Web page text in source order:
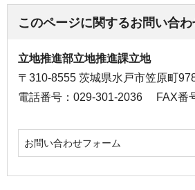
このページに関するお問い合わ
立地推進部立地推進課立地
〒310-8555 茨城県水戸市笠原町
電話番号：029-301-2036
FAX番
お問い合わせフォーム